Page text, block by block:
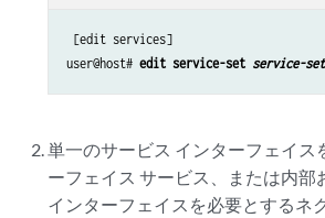
[edit services]
user@host# edit service-set service-
単一のサービス インターフェイス
ーフェイス サービス、または内部
インターフェイスを必要とするネ